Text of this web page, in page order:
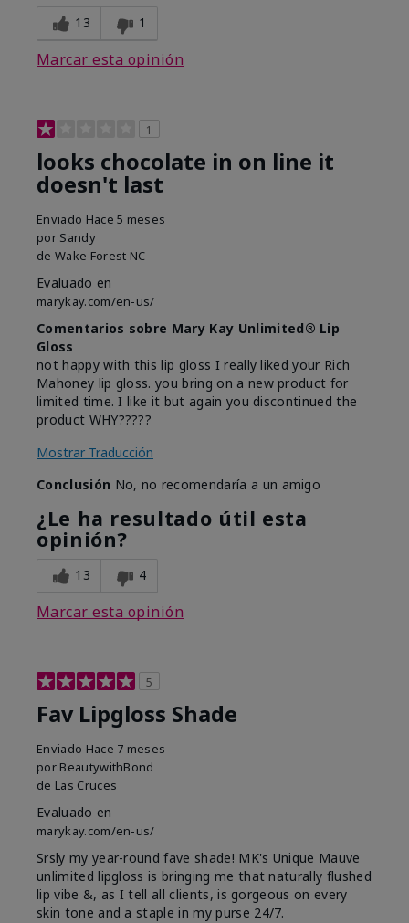
13 1
Marcar esta opinión
1
looks chocolate in on line it
doesn't last
Enviado Hace 5 meses
por Sandy
de Wake Forest NC
Evaluado en
marykay.com/en-us/
Comentarios sobre Mary Kay Unlimited® Lip
Gloss
not happy with this lip gloss I really liked your Rich
Mahoney lip gloss. you bring on a new product for
limited time. I like it but again you discontinued the
product WHY?????
Mostrar Traducción
Conclusión No, no recomendaría a un amigo
¿Le ha resultado útil esta
opinión?
13 4
Marcar esta opinión
5
Fav Lipgloss Shade
Enviado Hace 7 meses
por BeautywithBond
de Las Cruces
Evaluado en
marykay.com/en-us/
Srsly my year-round fave shade! MK's Unique Mauve
unlimited lipgloss is bringing me that naturally flushed
lip vibe &, as I tell all clients, is gorgeous on every
skin tone and a staple in my purse 24/7.